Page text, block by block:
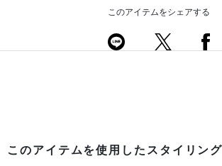
このアイテムをシェアする
このアイテムを使用したスタイリング